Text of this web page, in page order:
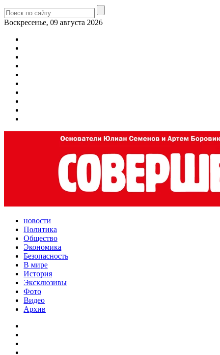
Воскресенье, 09 августа 2026
новости
Политика
Общество
Экономика
Безопасность
В мире
История
Эксклюзивы
Фото
Видео
Архив